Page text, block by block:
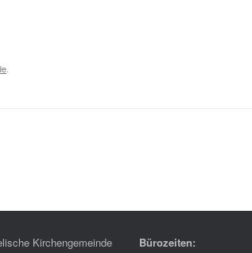
Kirchengemeinde
Bürozeiten: